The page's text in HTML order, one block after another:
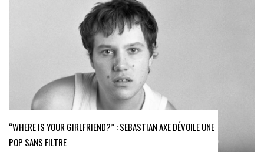
“WHERE IS YOUR GIRLFRIEND?” : SEBASTIAN AXE DÉVOILE UNE
POP SANS FILTRE